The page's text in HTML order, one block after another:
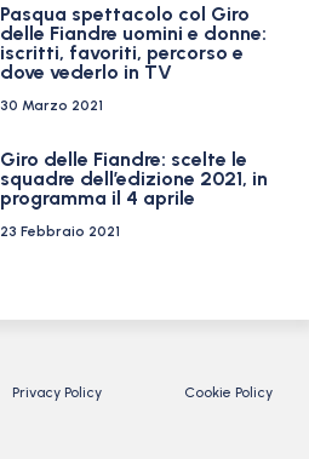
Pasqua spettacolo col Giro
delle Fiandre uomini e donne:
iscritti, favoriti, percorso e
dove vederlo in TV
30 Marzo 2021
Giro delle Fiandre: scelte le
squadre dell’edizione 2021, in
programma il 4 aprile
23 Febbraio 2021
Privacy Policy Cookie Policy